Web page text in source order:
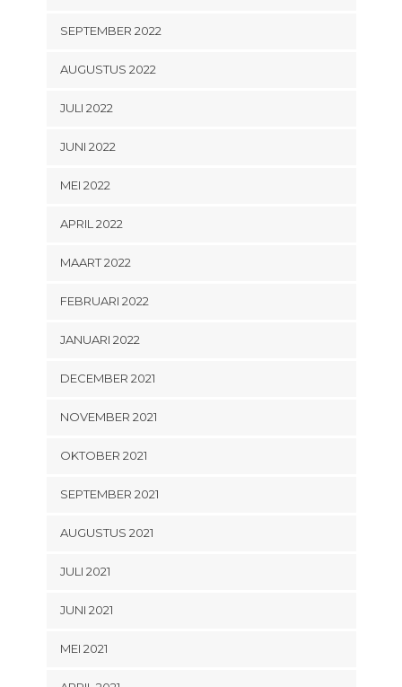
SEPTEMBER 2022
AUGUSTUS 2022
JULI 2022
JUNI 2022
MEI 2022
APRIL 2022
MAART 2022
FEBRUARI 2022
JANUARI 2022
DECEMBER 2021
NOVEMBER 2021
OKTOBER 2021
SEPTEMBER 2021
AUGUSTUS 2021
JULI 2021
JUNI 2021
MEI 2021